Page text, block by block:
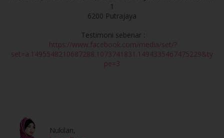
1
6200 Putrajaya
Testimoni sebenar :
https://www.facebook.com/media/set/?
set=a.1495548210687288.1073741831.1494335467475229&ty
pe=3
Nukilan,